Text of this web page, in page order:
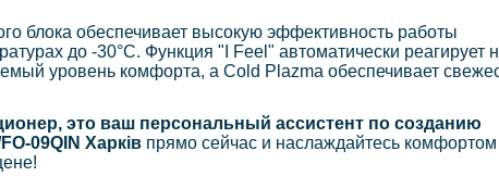
блока обеспечивает высокую эффективность работы
до -30°C. Функция "I Feel" автоматически реагирует
уровень комфорта, а Cold Plazma обеспечивает
это ваш персональный ассистент по созданию
09QIN Харків прямо сейчас и наслаждайтесь комфортом